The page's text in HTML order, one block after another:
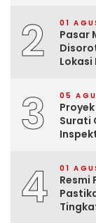
2 01
Pasar
3 05
Surati
4 01
Resmi